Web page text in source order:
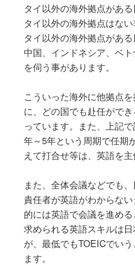
タイ以外の海外拠点があ
タイ以外の海外拠点はな
タイ以外の海外拠点があ
中国、インドネシア、ベ
を伺う事があります。
こういった海外に他拠点
に、どの国でも赴任がで
っています。また、上記
年～5年という周期で任期
えて打合せ等は、英語を
また、全体会議などでも
責任者が英語がわからな
的には英語で会議を進め
求められる英語スキルは
が、最低でもTOEICでい
ます。